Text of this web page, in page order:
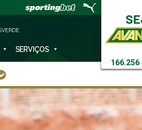
166.256
SERVIÇOS